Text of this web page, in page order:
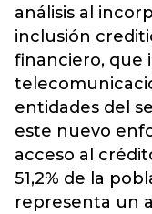
análisis al
inclusión
financiero, que
entidades del
este nuevo
acceso al
51,2% de la
representa un